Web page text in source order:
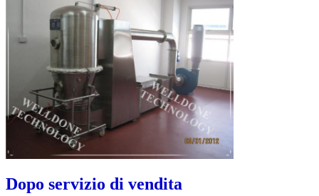
Dopo servizio di vendita